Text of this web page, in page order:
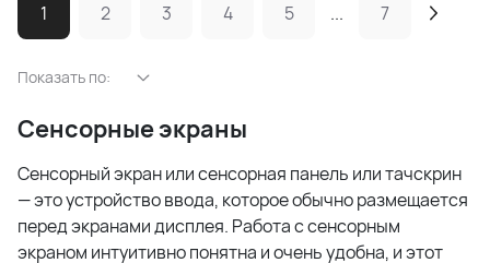
1 2 3 4 5 ... 7
Показать по:
Сенсорные экраны
Сенсорный экран или сенсорная панель или тачскрин
— это устройство ввода, которое обычно размещается
перед экранами дисплея. Работа с сенсорным
экраном интуитивно понятна и очень удобна, и этот